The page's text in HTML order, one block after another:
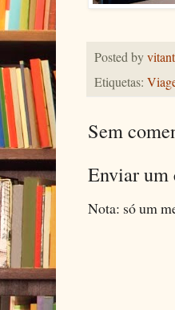
Posted by
Etiquetas:
Sem
Enviar um
Nota: só um